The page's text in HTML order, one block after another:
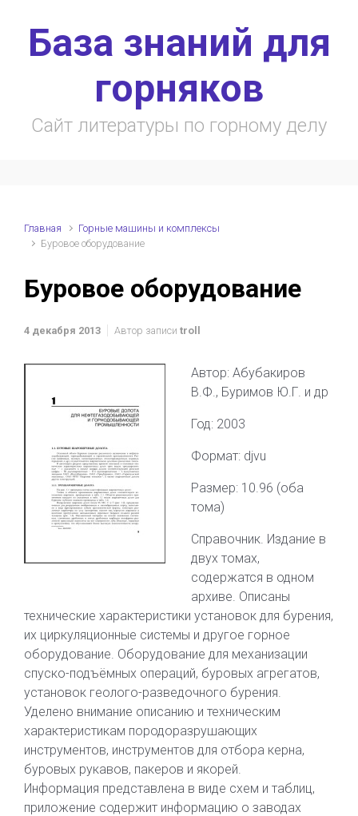
База знаний для
горняков
Сайт литературы по горному делу
Главная
Горные машины и комплексы
Буровое оборудование
Буровое оборудование
4 декабря 2013 Автор записи troll
Автор: Абубакиров
В.Ф., Буримов Ю.Г. и др
Год: 2003
Формат: djvu
Размер: 10.96 (оба
тома)
Справочник. Издание в
двух томах,
содержатся в одном
архиве. Описаны
технические характеристики установок для бурения,
их циркуляционные системы и другое горное
оборудование. Оборудование для механизации
спуско-подъёмных операций, буровых агрегатов,
установок геолого-разведочного бурения.
Уделено внимание описанию и техническим
характеристикам породоразрушающих
инструментов, инструментов для отбора керна,
буровых рукавов, пакеров и якорей.
Информация представлена в виде схем и таблиц,
приложение содержит информацию о заводах